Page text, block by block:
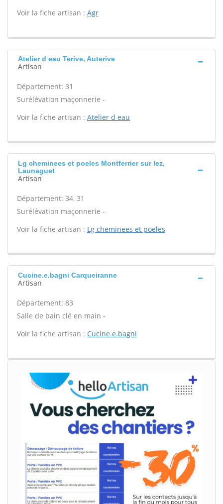
Voir la fiche artisan : Agr
Atelier d eau Terive, Auterive
Artisan
Département: 31
Surélévation maçonnerie -
Voir la fiche artisan : Atelier d eau
Lg cheminees et poeles Montferrier sur lez,
Launaguet
Artisan
Département: 34, 31
Surélévation maçonnerie -
Voir la fiche artisan : Lg cheminees et poeles
Cucine.e.bagni Carqueiranne
Artisan
Département: 83
Salle de bain clé en main -
Voir la fiche artisan : Cucine.e.bagni